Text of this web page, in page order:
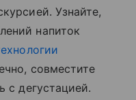
Узнайте,
напиток
совместите
с дегустацией.